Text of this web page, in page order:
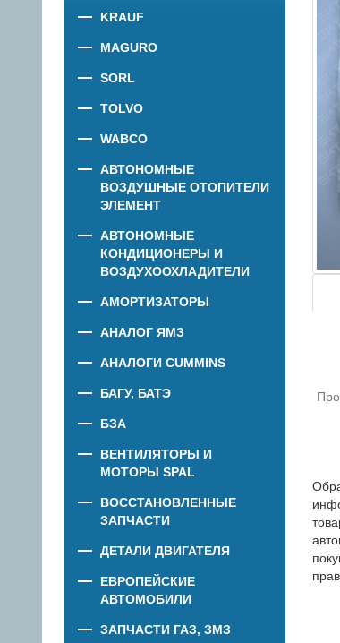
KRAUF
MAGURO
SORL
TOLVO
WABCO
АВТОНОМНЫЕ
ВОЗДУШНЫЕ ОТОПИТЕЛИ
ЭЛЕМЕНТ
АВТОНОМНЫЕ
КОНДИЦИОНЕРЫ И
ВОЗДУХООХЛАДИТЕЛИ
АМОРТИЗАТОРЫ
АНАЛОГ ЯМЗ
АНАЛОГИ CUMMINS
БАГУ, БАТЭ
БЗА
ВЕНТИЛЯТОРЫ И
МОТОРЫ SPAL
ВОССТАНОВЛЕННЫЕ
ЗАПЧАСТИ
ДЕТАЛИ ДВИГАТЕЛЯ
ЕВРОПЕЙСКИЕ
АВТОМОБИЛИ
ЗАПЧАСТИ ГАЗ, ЗМЗ